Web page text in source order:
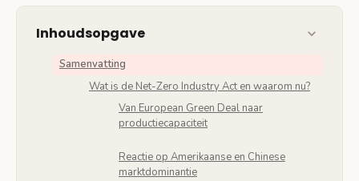
Inhoudsopgave
Samenvatting
Wat is de Net-Zero Industry Act en waarom nu?
Van European Green Deal naar
productiecapaciteit
Reactie op Amerikaanse en Chinese
marktdominantie